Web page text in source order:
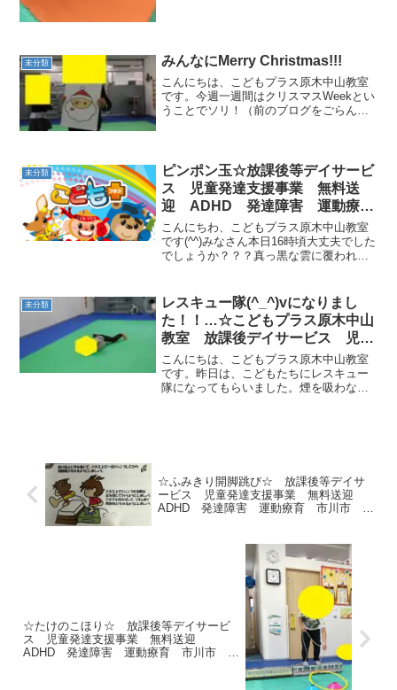
未分類 みんなにMerry Christmas!!!
こんにちは、こどもプラス原木中山教室
です。今週一週間はクリスマスWeekとい
うことでソリ！（前のブログをごらんく
た！！！！...
未分類
ピンポン玉☆放課後等デイサービ
ス 児童発達支援事業 無料送
迎 ADHD 発達障害 運動療
育 市川市 船橋市
こんにちわ、こどもプラス原木中山教室
です(^^)みなさん本日16時頃大丈夫でした
でしょうか？？？真っ黒な雲に覆われて
夫！大丈夫！！！」と言い聞かせて落ち
着かせまし...
未分類
レスキュー隊(^_^)vになりまし
た！！…☆こどもプラス原木中山
教室 放課後デイサービス 児童
発達支援事業 無料送迎
ADHD 発達障害 運動療育 市
川市 船橋市
こんにちは、こどもプラス原木中山教室
です。昨日は、こどもたちにレスキュー
隊になってもらいました。煙を吸わない
☆ふみきり開脚跳び☆ 放課後等デイサ
ービス 児童発達支援事業 無料送迎
ADHD 発達障害 運動療育 市川市 船
☆たけのこほり☆ 放課後等デイサービ
ス 児童発達支援事業 無料送迎
ADHD 発達障害 運動療育 市川市 船